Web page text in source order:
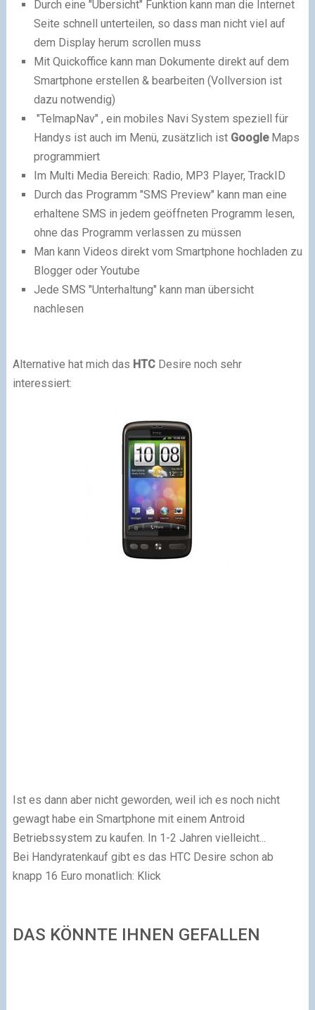
Durch eine "Übersicht" Funktion kann man die Internet
Seite schnell unterteilen, so dass man nicht viel auf
dem Display herum scrollen muss
Mit Quickoffice kann man Dokumente direkt auf dem
Smartphone erstellen & bearbeiten (Vollversion ist
dazu notwendig)
"TelmapNav" , ein mobiles Navi System speziell für
Handys ist auch im Menü, zusätzlich ist GoogleMaps
programmiert
Im Multi Media Bereich: Radio, MP3 Player, TrackID
Durch das Programm "SMS Preview" kann man eine
erhaltene SMS in jedem geöffneten Programm lesen,
ohne das Programm verlassen zu müssen
Man kann Videos direkt vom Smartphone hochladen zu
Blogger oder Youtube
Jede SMS "Unterhaltung" kann man übersicht
nachlesen
Alternative hat mich das HTCDesire noch sehr
interessiert:
Ist es dann aber nicht geworden, weil ich es noch nicht
gewagt habe ein Smartphone mit einem Antroid
Betriebssystem zu kaufen. In 1-2 Jahren vielleicht...
Bei Handyratenkauf gibt es das HTC Desire schon ab
knapp 16 Euro monatlich: Klick
DAS KÖNNTE IHNEN GEFALLEN